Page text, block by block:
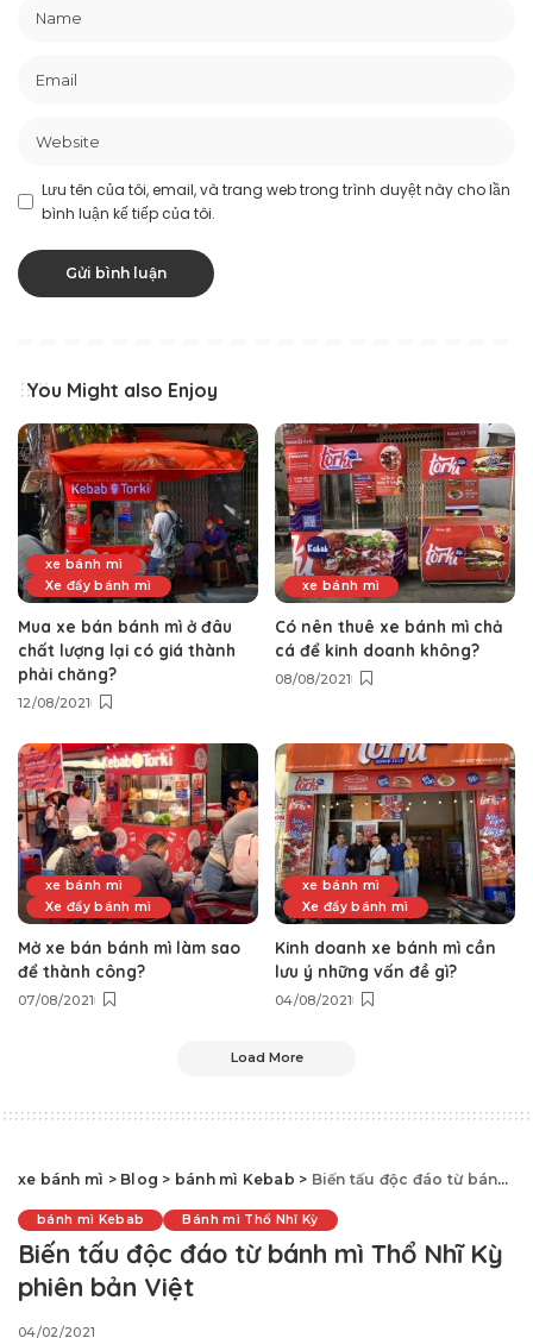
Lưu tên của tôi, email, và trang web trong trình duyệt này cho lần
bình luận kế tiếp của tôi.
You Might also Enjoy
xe bánh mì
Xe đẩy bánh mì
Mua xe bán bánh mì ở đâu
chất lượng lại có giá thành
phải chăng?
12/08/2021
xe bánh mì
Có nên thuê xe bánh mì chả
cá để kinh doanh không?
08/08/2021
xe bánh mì
Xe đẩy bánh mì
Mở xe bán bánh mì làm sao
để thành công?
07/08/2021
xe bánh mì
Xe đẩy bánh mì
Kinh doanh xe bánh mì cần
lưu ý những vấn đề gì?
04/08/2021
Load More
xe bánh mì > Blog > bánh mì Kebab > Biến tấu độc đáo từ bánh mì Thổ Nhĩ Kỳ phiên bản Việt
bánh mì Kebab Bánh mì Thổ Nhĩ Kỳ
Biến tấu độc đáo từ bánh mì Thổ Nhĩ Kỳ
phiên bản Việt
04/02/2021